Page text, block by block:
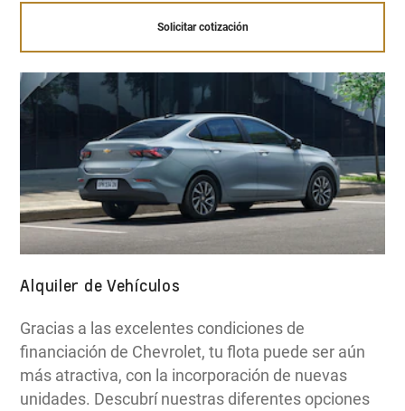
Solicitar cotización
Alquiler de Vehículos
Gracias a las excelentes condiciones de
financiación de Chevrolet, tu flota puede ser aún
más atractiva, con la incorporación de nuevas
unidades. Descubrí nuestras diferentes opciones